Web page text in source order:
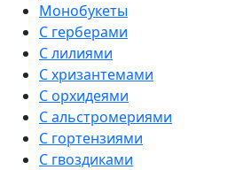
Монобукеты
С герберами
С лилиями
С хризантемами
С орхидеями
С альстромериями
С гортензиями
С гвоздиками